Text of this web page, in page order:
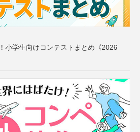
小学生向けコンテストまとめ《2026